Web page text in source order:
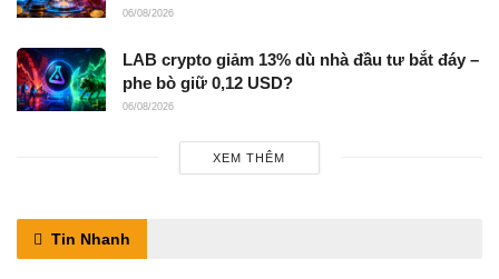
06/08/2026
LAB crypto giảm 13% dù nhà đầu tư bắt đáy –
phe bò giữ 0,12 USD?
06/08/2026
XEM THÊM
Tin Nhanh